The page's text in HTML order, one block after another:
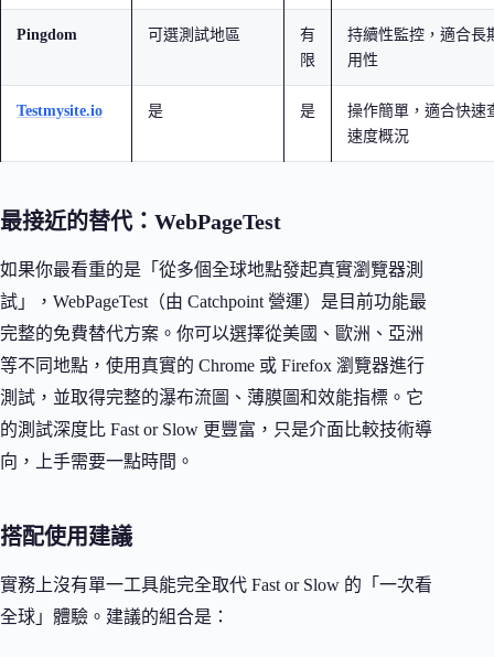
Pingdom 可選測試地區
有
限
持續性監控，適合長
用性
Testmysite.io 是 是
操作簡單，適合快速
速度概況
最接近的替代：WebPageTest
如果你最看重的是「從多個全球地點發起真實瀏覽器測
試」，WebPageTest（由 Catchpoint 營運）是目前功能最
完整的免費替代方案。你可以選擇從美國、歐洲、亞洲
等不同地點，使用真實的 Chrome 或 Firefox 瀏覽器進行
測試，並取得完整的瀑布流圖、薄膜圖和效能指標。它
的測試深度比 Fast or Slow 更豐富，只是介面比較技術導
向，上手需要一點時間。
搭配使用建議
實務上沒有單一工具能完全取代 Fast or Slow 的「一次看
全球」體驗。建議的組合是：